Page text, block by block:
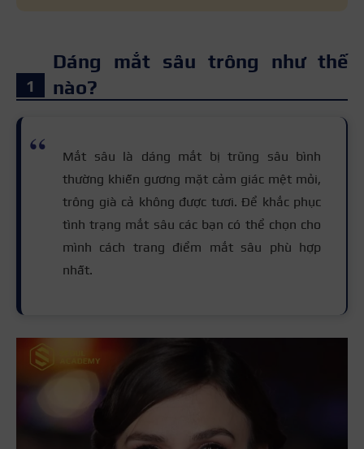
Dáng mắt sâu trông như thế
nào?
Mắt sâu là dáng mắt bị trũng sâu bình
thường khiến gương mặt cảm giác mệt mỏi,
trông già cả không được tươi. Để khắc phục
tình trạng mắt sâu các bạn có thể chọn cho
mình cách trang điểm mắt sâu phù hợp
nhất.